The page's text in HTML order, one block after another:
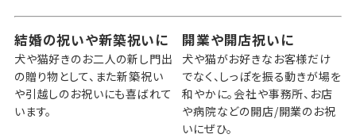
結婚の祝いや新築祝いに
犬や猫好きのお二人の新し門出
の贈り物として、また新築祝い
や引越しのお祝いにも喜ばれて
います。
開業や開店祝いに
犬や猫がお好きなお客様だけ
でなく、しっぽを振る動きが場を
和やかに。会社や事務所、お店
や病院などの開店/開業のお祝
いにぜひ。